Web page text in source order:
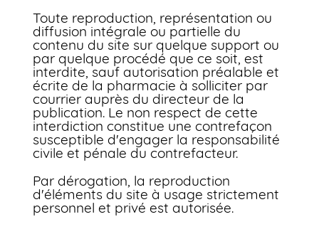
Toute reproduction, représentation ou
diffusion intégrale ou partielle du
contenu du site sur quelque support ou
par quelque procédé que ce soit, est
interdite, sauf autorisation préalable et
écrite de la pharmacie à solliciter par
courrier auprès du directeur de la
publication. Le non respect de cette
interdiction constitue une contrefaçon
susceptible d'engager la responsabilité
civile et pénale du contrefacteur.
Par dérogation, la reproduction
d'éléments du site à usage strictement
personnel et privé est autorisée.